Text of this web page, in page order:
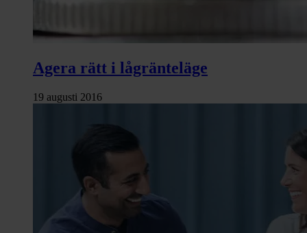
Agera rätt i lågränteläge
19 augusti 2016